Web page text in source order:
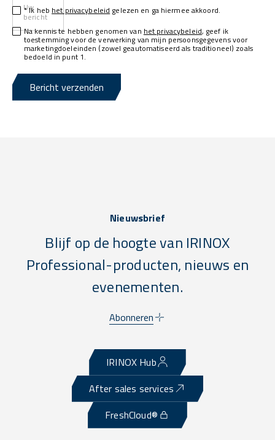
Uw
bericht
* Ik heb het privacybeleid gelezen en ga hiermee akkoord.
Na kennis te hebben genomen van het privacybeleid, geef ik
toestemming voor de verwerking van mijn persoonsgegevens voor
marketingdoeleinden (zowel geautomatiseerd als traditioneel) zoals
bedoeld in punt 1.
Bericht verzenden
Nieuwsbrief
Blijf op de hoogte van IRINOX
Professional-producten, nieuws en
evenementen.
Abonneren
IRINOX Hub
After sales services
FreshCloud®